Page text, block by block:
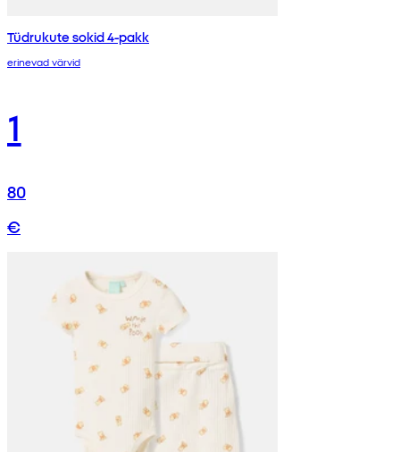
Tüdrukute sokid 4-pakk
erinevad värvid
1
80
€